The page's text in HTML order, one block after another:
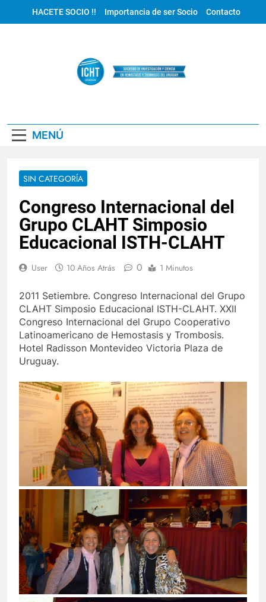
HACETE SOCIO !! Importancia de ser Socio Contacto
MENÚ
SIN CATEGORÍA
Congreso Internacional del
Grupo CLAHT Simposio
Educacional ISTH-CLAHT
User 10 Años Atrás 0 1 Minutos
2011 Setiembre. Congreso Internacional del Grupo
CLAHT Simposio Educacional ISTH-CLAHT. XXII
Congreso Internacional del Grupo Cooperativo
Latinoamericano de Hemostasis y Trombosis.
Hotel Radisson Montevideo Victoria Plaza de
Uruguay.